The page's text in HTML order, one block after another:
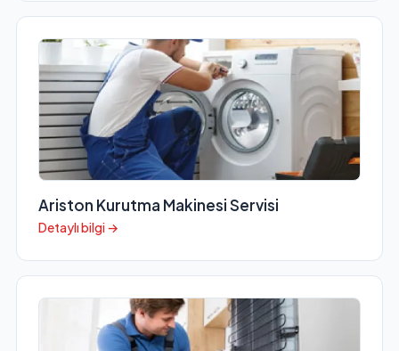
Ariston Kurutma Makinesi Servisi
Detaylı bilgi →